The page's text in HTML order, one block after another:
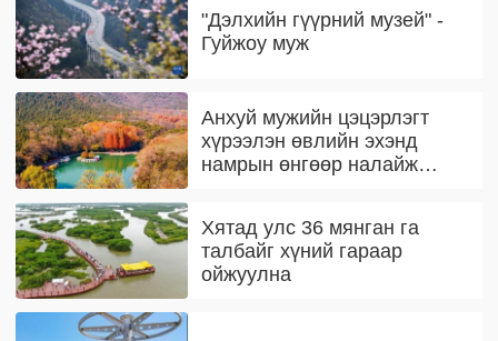
"Дэлхийн гүүрний музей" -
Гуйжоу муж
Анхуй мужийн цэцэрлэгт
хүрээлэн өвлийн эхэнд
намрын өнгөөр налайж
Хятад улс 36 мянган га
талбайг хүний гараар
ойжуулна